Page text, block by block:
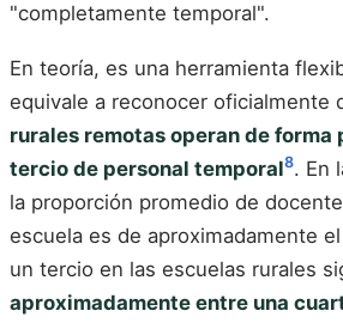
"completamente temporal".
En teoría, es una herramienta
equivale a reconocer oficialmente
rurales remotas operan de forma
tercio de personal temporal8. En
la proporción promedio de
escuela es de aproximadamente
un tercio en las escuelas rurales
aproximadamente entre una